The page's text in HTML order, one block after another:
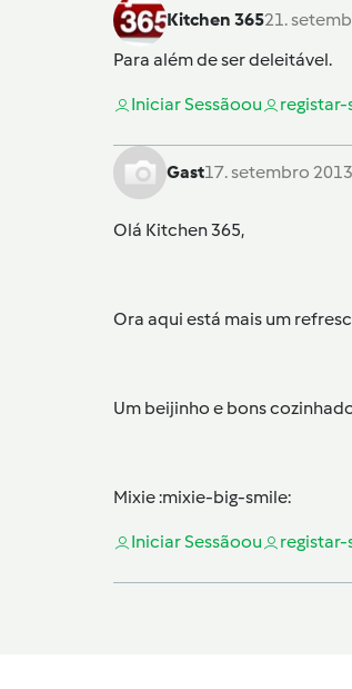
Kitchen 36521.
Para além de ser deleitável.
Iniciar Sessãoou registar-
Gast17. setembro
Olá Kitchen 365,
Ora aqui está mais um
Um beijinho e bons
Mixie :mixie-big-smile:
Iniciar Sessãoou registar-